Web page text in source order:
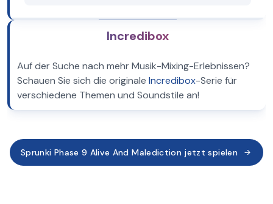
Incredibox
Auf der Suche nach mehr Musik-Mixing-Erlebnissen?
Schauen Sie sich die originale Incredibox-Serie für
verschiedene Themen und Soundstile an!
Sprunki Phase 9 Alive And Malediction jetzt spielen